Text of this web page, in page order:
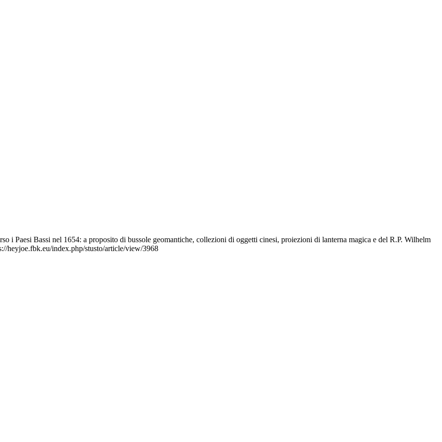
i Paesi Bassi nel 1654: a proposito di bussole geomantiche, collezioni di oggetti cinesi, proiezioni di lanterna magica e del R.P. Wilhelm
heyjoe.fbk.eu/index.php/stusto/article/view/3968